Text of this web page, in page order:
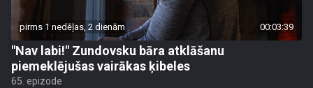
pirms 1 nedēļas, 2 dienām 00:03:39
"Nav labi!" Zundovsku bāra atklāšanu
piemeklējušas vairākas ķibeles
65. epizode